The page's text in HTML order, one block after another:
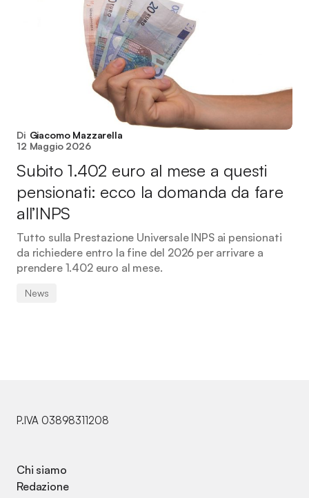
Di Giacomo Mazzarella
12 Maggio 2026
Subito 1.402 euro al mese a questi
pensionati: ecco la domanda da fare
all’INPS
Tutto sulla Prestazione Universale INPS ai pensionati
da richiedere entro la fine del 2026 per arrivare a
prendere 1.402 euro al mese.
News
P.IVA 03898311208
Chi siamo
Redazione